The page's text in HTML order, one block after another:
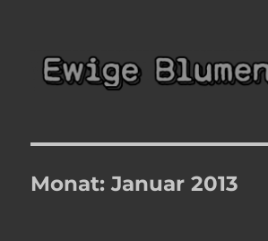
Ewige Blumenkraft
Monat:Januar 2013